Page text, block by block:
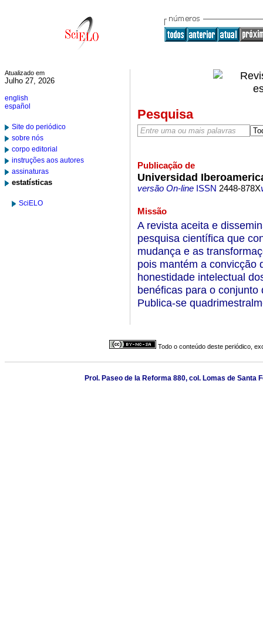
Atualizado em
Julho 27, 2026
english
español
Site do periódico
sobre nós
corpo editorial
instruções aos autores
assinaturas
estatísticas
SciELO
Pesquisa
Publicação de
Universidad
versão On-lineISSN 2448-878X
Missão
A revista aceita e
pesquisa científica que
mudança e as
pois mantém a convicção
honestidade intelectual
benéficas para o
Publica-se
Todo o conteúdo deste periódico,
Prol. Paseo de la Reforma 880, col. Lomas de Santa